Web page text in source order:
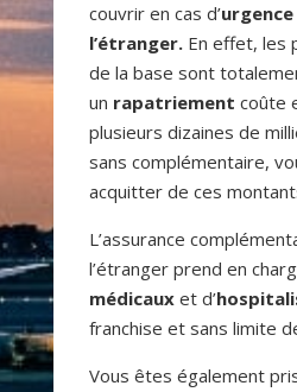
couvrir en cas d’
l’étranger.En effet, les
de la base sont
un rapatriement coûte
plusieurs dizaines de
sans complémentaire,
acquitter de ces
L’assurance
l’étranger prend en
médicauxet d’
franchise et sans limite
Vous êtes également